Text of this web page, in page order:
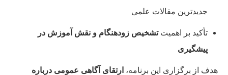
جدیدترین مقالات علمی
تأکید بر اهمیتتشخیص زودهنگام و نقش آموزش در
پیشگیری
هدف از برگزاری این برنامه، ارتقای آگاهی عمومی درباره